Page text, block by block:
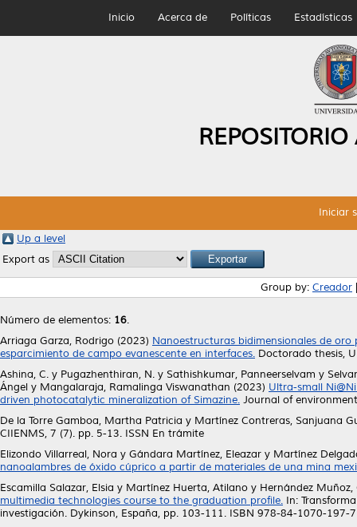
Inicio Acerca de Políticas Estadísticas
Iniciar
Up a level
Export as
Group by: Creador
Número de elementos: 16.
Arriaga Garza, Rodrigo (2023) Nanoestructuras bidimensionales de
esparcimiento de campo evanescente en interfaces. Doctorado thesis,
Ashina, C. y Pugazhenthiran, N. y Sathishkumar, Panneerselvam y
Ángel y Mangalaraja, Ramalinga Viswanathan (2023) Ultra-small
driven photocatalytic mineralization of Simazine. Journal of
De la Torre Gamboa, Martha Patricia y Martínez Contreras, Sanjuana
CIIENMS, 7 (7). pp. 5-13. ISSN En trámite
Elizondo Villarreal, Nora y Gándara Martínez, Eleazar y Martínez
nanoalambres de óxido cúprico a partir de materiales de una mina
Escamilla Salazar, Elsia y Martínez Huerta, Atilano y Hernández
multimedia technologies course to the graduation profile. In:
investigación. Dykinson, España, pp. 103-111. ISBN 978-84-1070-197-7